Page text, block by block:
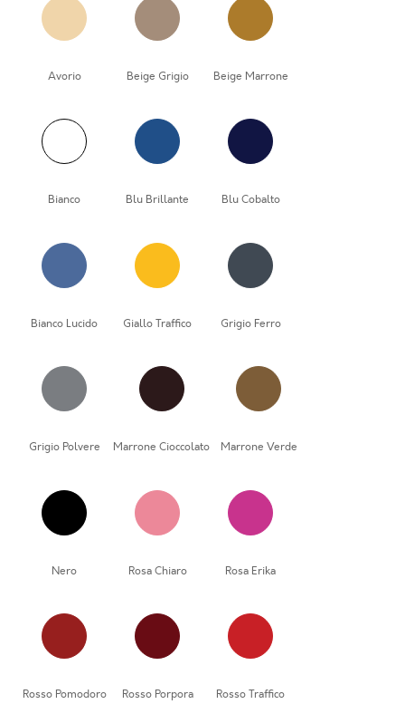
Avorio Beige Grigio Beige Marrone
Bianco Blu Brillante Blu Cobalto
Bianco Lucido Giallo Traffico Grigio Ferro
Grigio Polvere Marrone Cioccolato Marrone Verde
Nero Rosa Chiaro Rosa Erika
Rosso Pomodoro Rosso Porpora Rosso Traffico